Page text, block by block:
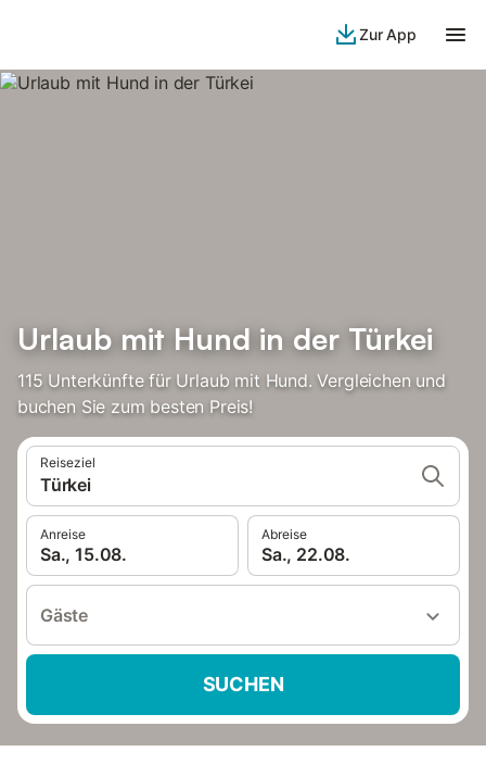
Zur App
Urlaub mit Hund in der Türkei
115 Unterkünfte für Urlaub mit Hund. Vergleichen und
buchen Sie zum besten Preis!
Reiseziel
Türkei
Anreise
Sa., 15.08.
Abreise
Sa., 22.08.
Gäste
SUCHEN